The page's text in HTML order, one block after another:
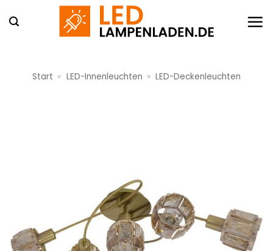
Inhalt
Start » LED-Innenleuchten » LED-Deckenleuchten